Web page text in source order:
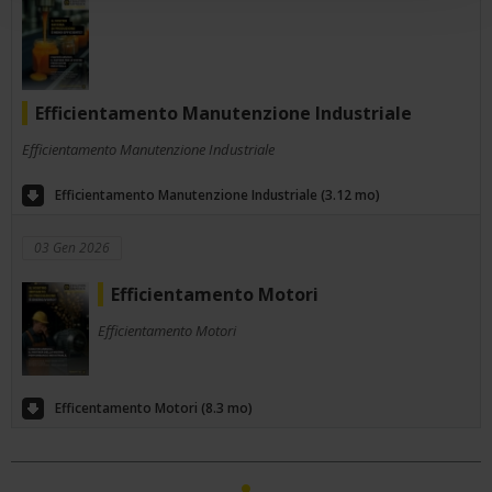
Efficientamento Manutenzione Industriale
Efficientamento Manutenzione Industriale
Efficientamento Manutenzione Industriale (3.12 mo)
03 Gen 2026
Efficientamento Motori
Efficientamento Motori
Efficentamento Motori (8.3 mo)